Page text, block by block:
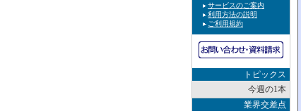
トピックス
今週の1本
業界交差点